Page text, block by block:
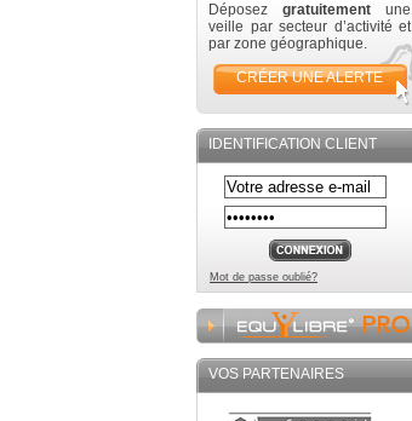
Déposez gratuitement une
veille par secteur d’activité et
par zone géographique.
CRÉER UNE ALERTE
IDENTIFICATION CLIENT
Mot de passe oublié?
VOS PARTENAIRES